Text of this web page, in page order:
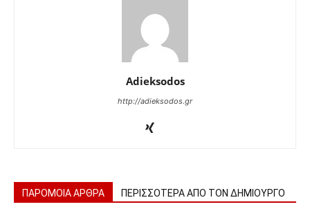
Adieksodos
http://adieksodos.gr
ΠΑΡΟΜΟΙΑ ΑΡΘΡΑ ΠΕΡΙΣΣΟΤΕΡΑ ΑΠΟ ΤΟΝ ΔΗΜΙΟΥΡΓΟ